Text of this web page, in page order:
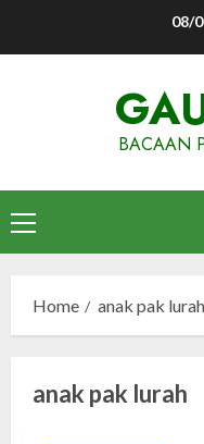
08/
BACAAN
Primary
Menu
Home anak pak lurah
anak pak lurah